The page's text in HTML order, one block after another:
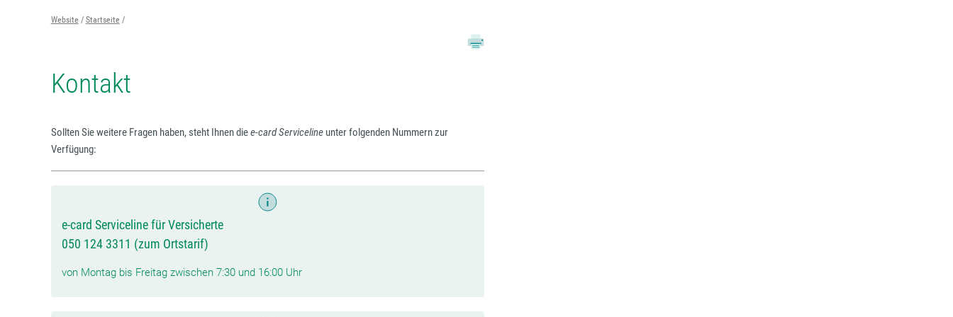
Website Startseite
Kontakt
Sollten Sie weitere Fragen haben, steht Ihnen diee-card Servicelineunter folgenden Nummern zur
Verfügung:
e-card Serviceline für Versicherte
050 124 3311 (zum Ortstarif)
von Montag bis Freitag zwischen 7:30 und 16:00 Uhr